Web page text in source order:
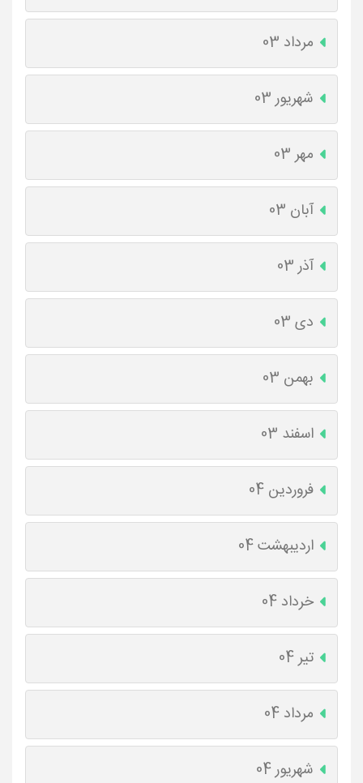
مرداد 03
شهریور 03
مهر 03
آبان 03
آذر 03
دی 03
بهمن 03
اسفند 03
فروردین 04
اردیبهشت 04
خرداد 04
تیر 04
مرداد 04
شهریور 04